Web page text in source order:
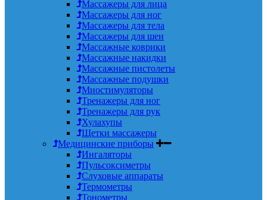
Массажеры для лица
Массажеры для ног
Массажеры для тела
Массажеры для шеи
Массажные коврики
Массажные накидки
Массажные пистолеты
Массажные подушки
Миостимуляторы
Тренажеры для ног
Тренажеры для рук
Хулахупы
Щетки массажеры
Медицинские приборы
Ингаляторы
Пульсоксиметры
Слуховые аппараты
Термометры
Тонометры